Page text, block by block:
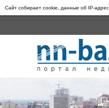
Сайт собирает cookie, данные об IP-